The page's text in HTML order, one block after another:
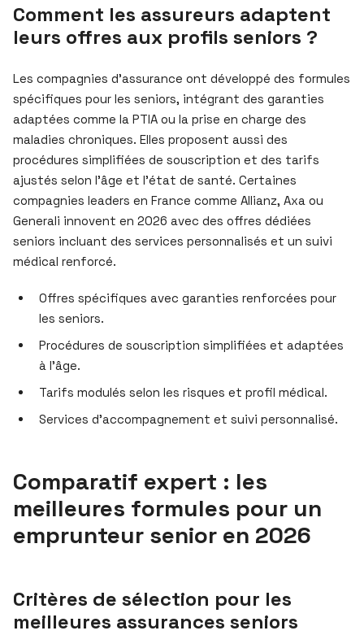
Comment les assureurs adaptent
leurs offres aux profils seniors ?
Les compagnies d’assurance ont développé des formules
spécifiques pour les seniors, intégrant des garanties
adaptées comme la PTIA ou la prise en charge des
maladies chroniques. Elles proposent aussi des
procédures simplifiées de souscription et des tarifs
ajustés selon l’âge et l’état de santé. Certaines
compagnies leaders en France comme Allianz, Axa ou
Generali innovent en 2026 avec des offres dédiées
seniors incluant des services personnalisés et un suivi
médical renforcé.
Offres spécifiques avec garanties renforcées pour
les seniors.
Procédures de souscription simplifiées et adaptées
à l’âge.
Tarifs modulés selon les risques et profil médical.
Services d’accompagnement et suivi personnalisé.
Comparatif expert : les
meilleures formules pour un
emprunteur senior en 2026
Critères de sélection pour les
meilleures assurances seniors